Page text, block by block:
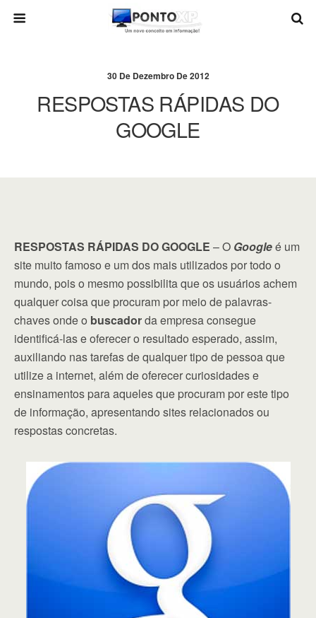
30 De Dezembro De 2012
RESPOSTAS RÁPIDAS DO
GOOGLE
RESPOSTAS RÁPIDAS DO GOOGLE – O Googleé um
site muito famoso e um dos mais utilizados por todo o
mundo, pois o mesmo possibilita que os usuários achem
qualquer coisa que procuram por meio de palavras-
chaves onde o buscadorda empresa consegue
identificá-las e oferecer o resultado esperado, assim,
auxiliando nas tarefas de qualquer tipo de pessoa que
utilize a internet, além de oferecer curiosidades e
ensinamentos para aqueles que procuram por este tipo
de informação, apresentando sites relacionados ou
respostas concretas.